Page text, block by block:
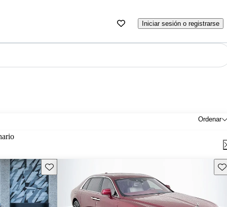
Iniciar sesión o registrarse
Ordenar
Guarda este Aviso